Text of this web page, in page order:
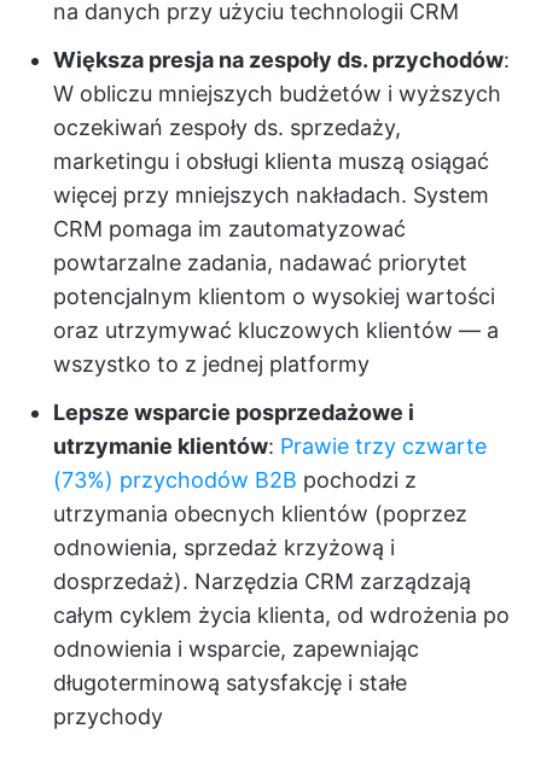
na danych przy użyciu technologii CRM
Większa presja na zespoły ds. przychodów:
W obliczu mniejszych budżetów i wyższych
oczekiwań zespoły ds. sprzedaży,
marketingu i obsługi klienta muszą osiągać
więcej przy mniejszych nakładach. System
CRM pomaga im zautomatyzować
powtarzalne zadania, nadawać priorytet
potencjalnym klientom o wysokiej wartości
oraz utrzymywać kluczowych klientów — a
wszystko to z jednej platformy
Lepsze wsparcie posprzedażowe i
utrzymanie klientów: Prawie trzy czwarte
(73%) przychodów B2B pochodzi z
utrzymania obecnych klientów (poprzez
odnowienia, sprzedaż krzyżową i
dosprzedaż). Narzędzia CRM zarządzają
całym cyklem życia klienta, od wdrożenia po
odnowienia i wsparcie, zapewniając
długoterminową satysfakcję i stałe
przychody